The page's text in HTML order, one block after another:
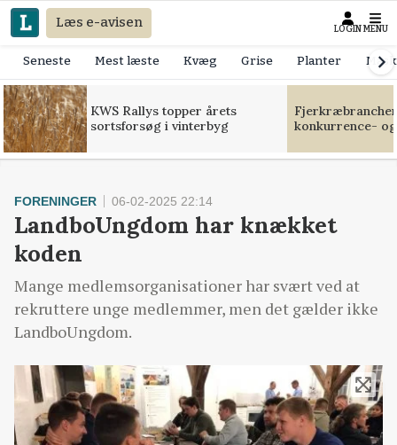
Læs e-avisen LOGIN MENU
Seneste Mest læste Kvæg Grise Planter
KWS Rallys topper årets
sortsforsøg i vinterbyg
konkurrence-
FORENINGER 06-02-2025 22:14
LandboUngdom har knækket
koden
Mange medlemsorganisationer har svært ved at
rekruttere unge medlemmer, men det gælder ikke
LandboUngdom.